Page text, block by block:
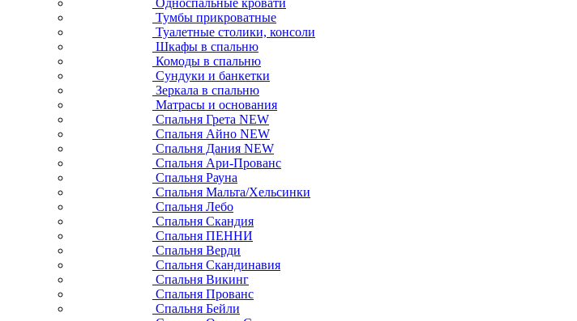
Тумбы прикроватные
Туалетные столики, консоли
Шкафы в спальню
Комоды в спальню
Сундуки и банкетки
Зеркала в спальню
Матрасы и основания
Спальня Грета NEW
Спальня Айно NEW
Спальня Дания NEW
Спальня Ари-Прованс
Спальня Рауна
Спальня Мальта/Хельсинки
Спальня Лебо
Спальня Скандия
Спальня ПЕННИ
Спальня Верди
Спальня Скандинавия
Спальня Викинг
Спальня Прованс
Спальня Бейли